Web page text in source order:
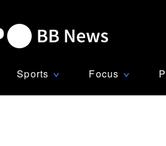
Sports ∨ Focus ∨